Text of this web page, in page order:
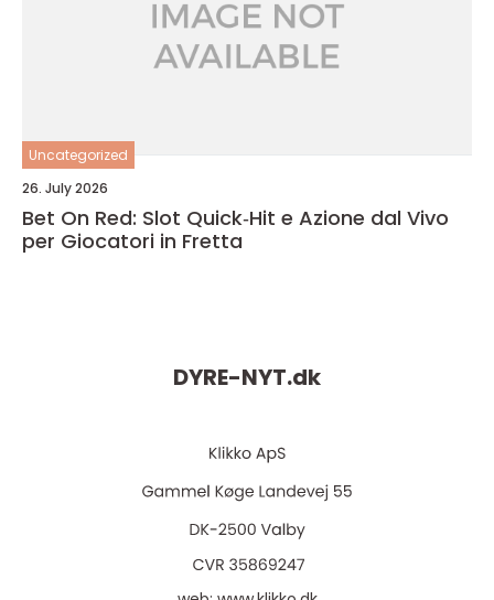
Uncategorized
26. July 2026
Bet On Red: Slot Quick‑Hit e Azione dal Vivo
per Giocatori in Fretta
DYRE-NYT.dk